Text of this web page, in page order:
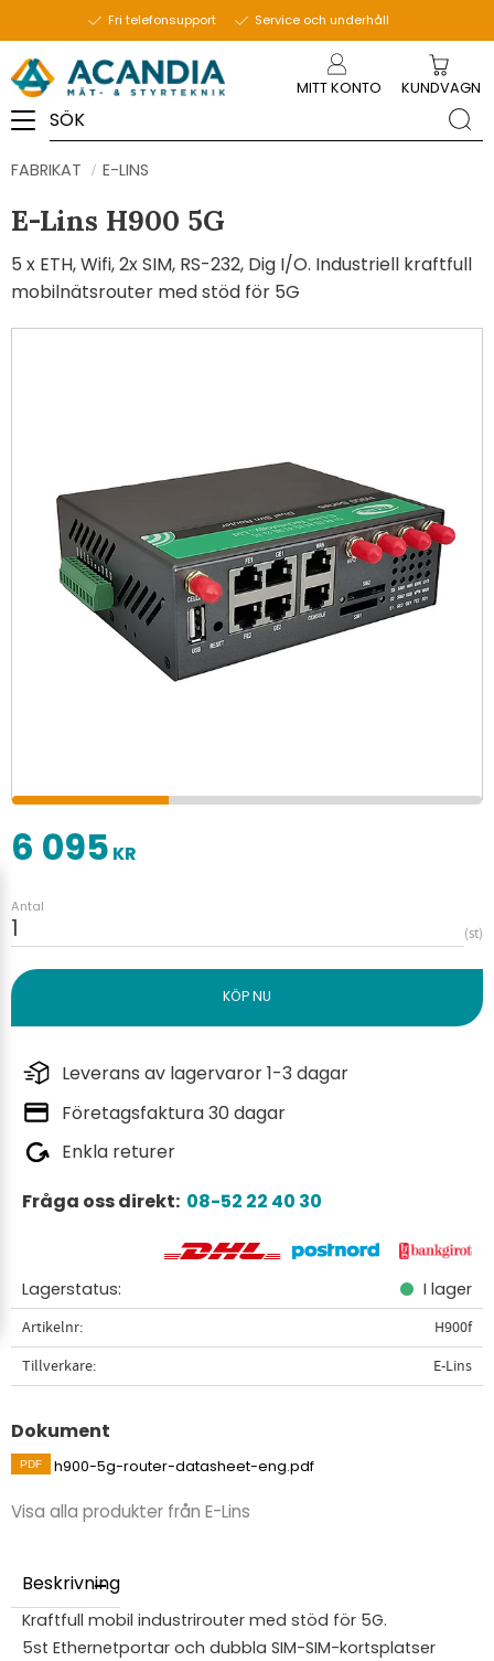
Fri telefonsupport Service och underhåll
MITT KONTO KUNDVAGN
FABRIKAT E-LINS
E-Lins H900 5G
5 x ETH, Wifi, 2x SIM, RS-232, Dig I/O. Industriell kraftfull
mobilnätsrouter med stöd för 5G
6 095 KR
Antal
st
Leverans av lagervaror 1-3 dagar
Företagsfaktura 30 dagar
Enkla returer
Fråga oss direkt: 08-52 22 40 30
Lagerstatus I lager
Artikelnr
H900f
Tillverkare
E-Lins
Dokument
h900-5g-router-datasheet-eng.pdf
Visa alla produkter från E-Lins
Beskrivning
Kraftfull mobil industrirouter med stöd för 5G.
5st Ethernetportar och dubbla SIM-SIM-kortsplatser